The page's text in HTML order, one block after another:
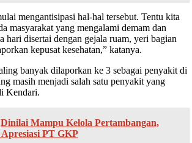
mengantisipasi hal-hal tersebut. Tentu kita
masyarakat yang mengalami demam dan
hari disertai dengan gejala ruam, yeri bagian
kepusat kesehatan,” katanya.
banyak dilaporkan ke 3 sebagai penyakit di
masih menjadi salah satu penyakit yang
Kendari.
Dinilai Mampu Kelola Pertambangan,
PT GKP